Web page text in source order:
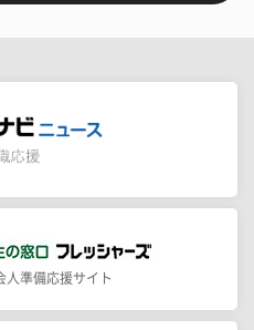
人準備応援サイト